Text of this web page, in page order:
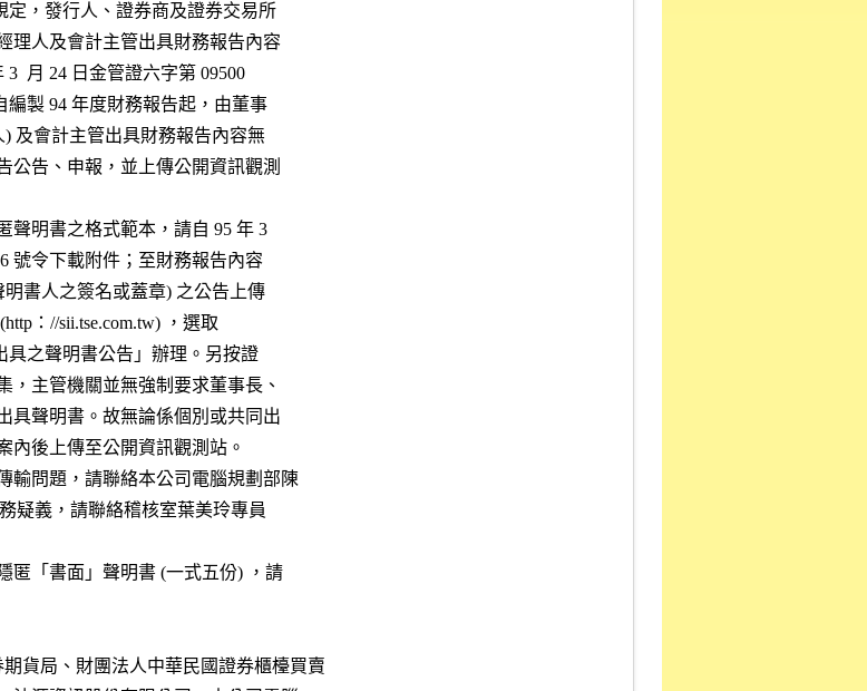
項規定，發行人、證券商及證券交易所
長、經理人及會計主管出具財務報告內容
95 年 3  月 24 日金管證六字第 09500
等應自編製 94 年度財務報告起，由董事
當之人) 及會計主管出具財務報告內容無
務報告公告、申報，並上傳公開資訊觀測
隱匿聲明書之格式範本，請自 95 年 3
號令下載附件；至財務報告內容
括立聲明書人之簽名或蓋章) 之公告上傳
(http：//sii.tse.com.tw) ，選取
項規定出具之聲明書公告」辦理。另按證
問答集，主管機關並無強制要求董事長、
共同出具聲明書。故無論係個別或共同出
子檔案內後上傳至公開資訊觀測站。
腦傳輸問題，請聯絡本公司電腦規劃部陳
如有業務疑義，請聯絡稽核室葉美玲專員
或隱匿「書面」聲明書 (一式五份) ，請
貨局、財團法人中華民國證券櫃檯買賣